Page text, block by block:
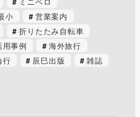
小
営業案内
折りたたみ自転車
用事例
海外旅行
行 辰巳出版
雑誌